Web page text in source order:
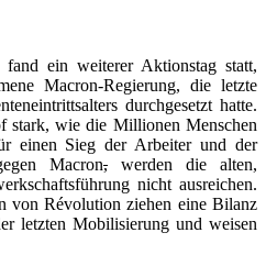
ein weiterer Aktionstag statt,
Macron-Regierung, die letzte
durchgesetzt hatte.
wie die Millionen Menschen
einen Sieg der Arbeiter und der
Macron, werden die alten,
nicht ausreichen.
von Révolution ziehen eine Bilanz
letzten Mobilisierung und weisen